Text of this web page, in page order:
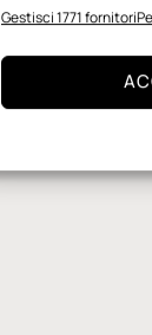
Gestisci 1771 fornitori